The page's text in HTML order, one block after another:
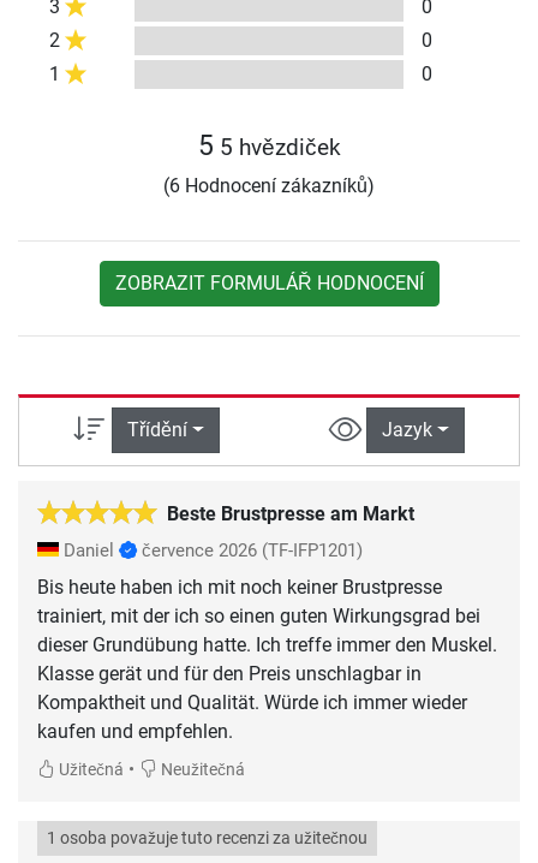
3
0
2
0
1
0
5 5 hvězdiček
(6 Hodnocení zákazníků)
ZOBRAZIT FORMULÁŘ HODNOCENÍ
Třídění Jazyk
Beste Brustpresse am Markt
Daniel července 2026 (TF-IFP1201)
Bis heute haben ich mit noch keiner Brustpresse
trainiert, mit der ich so einen guten Wirkungsgrad bei
dieser Grundübung hatte. Ich treffe immer den Muskel.
Klasse gerät und für den Preis unschlagbar in
Kompaktheit und Qualität. Würde ich immer wieder
kaufen und empfehlen.
Užitečná • Neužitečná
1 osoba považuje tuto recenzi za užitečnou